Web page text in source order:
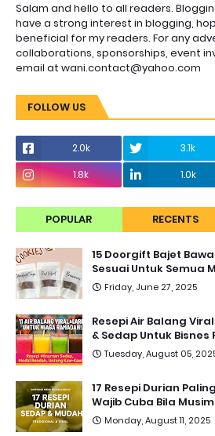
Salam and hello to all readers.
have a strong interest in blogging,
beneficial for my readers. For any
collaborations, sponsorships, event
email at wani.contact@yahoo.com
FOLLOW US
2.0k 3.1k
1.8k
1.0k
POPULAR RECENTS
15 Doorgift Bajet
Sesuai Untuk Semua
Friday, June 27, 2025
Resepi Air Balang
& Sedap Untuk
Tuesday, August 05,
17 Resepi Durian
Wajib Cuba Bila
Monday, August 11, 2025